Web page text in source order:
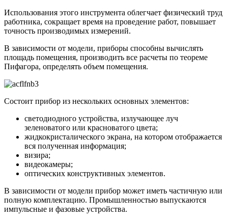
Использования этого инструмента облегчает физический труд
работника, сокращает время на проведение работ, повышает
точность производимых измерений.
В зависимости от модели, приборы способны вычислять
площадь помещения, производить все расчеты по теореме
Пифагора, определять объем помещения.
Состоит прибор из нескольких основных элементов:
светодиодного устройства, излучающее луч
зеленоватого или красноватого цвета;
жидкокристалического экрана, на котором отображается
вся полученная информация;
визира;
видеокамеры;
оптических конструктивных элементов.
В зависимости от модели прибор может иметь частичную или
полную комплектацию. Промышленностью выпускаются
импульсные и фазовые устройства.